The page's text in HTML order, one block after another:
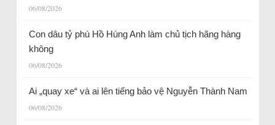
06/08/2026
Con dâu tỷ phú Hồ Hùng Anh làm chủ tịch hãng hàng
không
06/08/2026
Ai „quay xe“ và ai lên tiếng bảo vệ Nguyễn Thành Nam
06/08/2026